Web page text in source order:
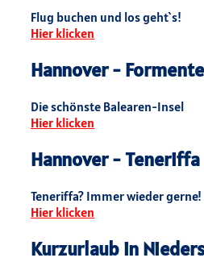
Flug buchen und los geht`s!
Hier klicken
Hannover -
Die schönste Balearen-Insel
Hier klicken
Hannover - Teneriffa
Teneriffa? Immer wieder gerne!
Hier klicken
Kurzurlaub in